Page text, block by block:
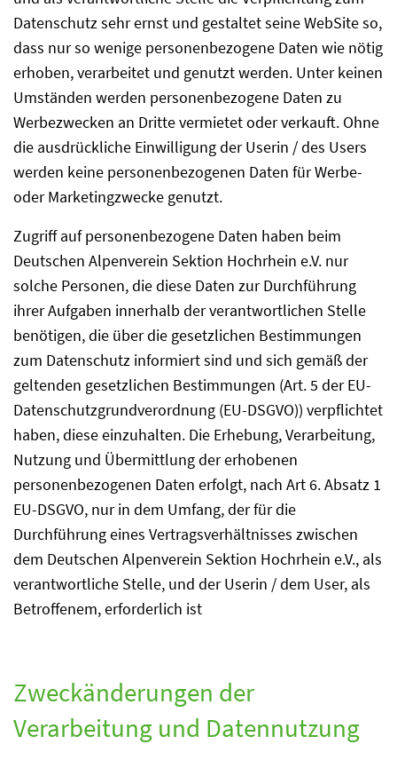
Datenschutz sehr ernst und gestaltet seine WebSite so,
dass nur so wenige personenbezogene Daten wie nötig
erhoben, verarbeitet und genutzt werden. Unter keinen
Umständen werden personenbezogene Daten zu
Werbezwecken an Dritte vermietet oder verkauft. Ohne
die ausdrückliche Einwilligung der Userin / des Users
werden keine personenbezogenen Daten für Werbe-
oder Marketingzwecke genutzt.
Zugriff auf personenbezogene Daten haben beim
Deutschen Alpenverein Sektion Hochrhein e.V. nur
solche Personen, die diese Daten zur Durchführung
ihrer Aufgaben innerhalb der verantwortlichen Stelle
benötigen, die über die gesetzlichen Bestimmungen
zum Datenschutz informiert sind und sich gemäß der
geltenden gesetzlichen Bestimmungen (Art. 5 der EU-
Datenschutzgrundverordnung (EU-DSGVO)) verpflichtet
haben, diese einzuhalten. Die Erhebung, Verarbeitung,
Nutzung und Übermittlung der erhobenen
personenbezogenen Daten erfolgt, nach Art 6. Absatz 1
EU-DSGVO, nur in dem Umfang, der für die
Durchführung eines Vertragsverhältnisses zwischen
dem Deutschen Alpenverein Sektion Hochrhein e.V., als
verantwortliche Stelle, und der Userin / dem User, als
Betroffenem, erforderlich ist
Zweckänderungen der
Verarbeitung und Datennutzung